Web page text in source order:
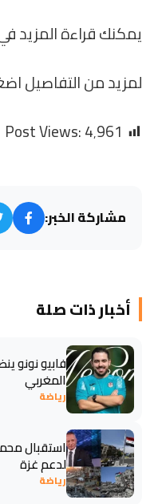
يمكنك قراءة المزيد
لمزيد من التفاصيل
Post Views:4٬961
مشاركة الخبر:
أخبار ذات صلة
فابيو نونو
المغربي
رياضة
استقبال
لدعم غزة
رياضة